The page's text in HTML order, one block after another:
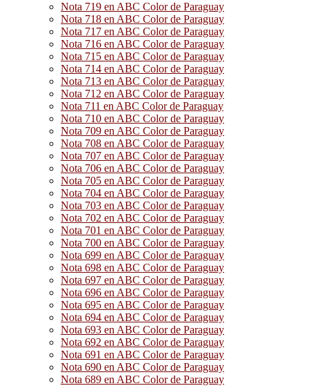
Nota 719 en ABC Color de Paraguay
Nota 718 en ABC Color de Paraguay
Nota 717 en ABC Color de Paraguay
Nota 716 en ABC Color de Paraguay
Nota 715 en ABC Color de Paraguay
Nota 714 en ABC Color de Paraguay
Nota 713 en ABC Color de Paraguay
Nota 712 en ABC Color de Paraguay
Nota 711 en ABC Color de Paraguay
Nota 710 en ABC Color de Paraguay
Nota 709 en ABC Color de Paraguay
Nota 708 en ABC Color de Paraguay
Nota 707 en ABC Color de Paraguay
Nota 706 en ABC Color de Paraguay
Nota 705 en ABC Color de Paraguay
Nota 704 en ABC Color de Paraguay
Nota 703 en ABC Color de Paraguay
Nota 702 en ABC Color de Paraguay
Nota 701 en ABC Color de Paraguay
Nota 700 en ABC Color de Paraguay
Nota 699 en ABC Color de Paraguay
Nota 698 en ABC Color de Paraguay
Nota 697 en ABC Color de Paraguay
Nota 696 en ABC Color de Paraguay
Nota 695 en ABC Color de Paraguay
Nota 694 en ABC Color de Paraguay
Nota 693 en ABC Color de Paraguay
Nota 692 en ABC Color de Paraguay
Nota 691 en ABC Color de Paraguay
Nota 690 en ABC Color de Paraguay
Nota 689 en ABC Color de Paraguay